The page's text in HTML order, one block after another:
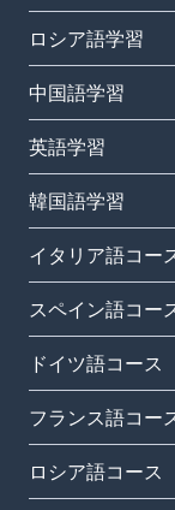
ロシア語学習
中国語学習
英語学習
韓国語学習
イタリア語コー
スペイン語コー
ドイツ語コース
フランス語コー
ロシア語コース